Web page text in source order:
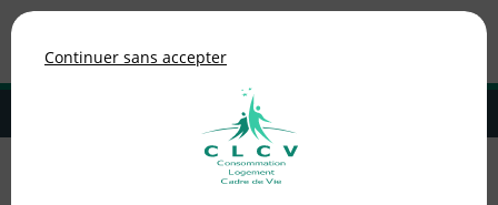
MENU
Adhérer à la CLCV
Continuer sans accepter